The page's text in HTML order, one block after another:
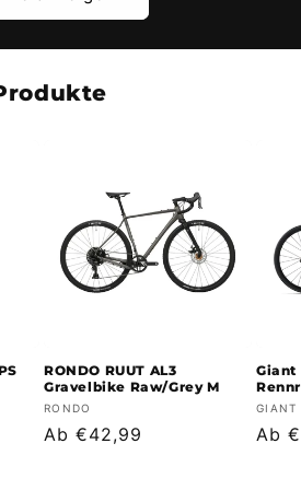
RONDO RUUT AL3
Gravelbike Raw/Grey M
Anbieter:
RONDO
Normaler
Ab €42,99
Giant
GIANT
Ab